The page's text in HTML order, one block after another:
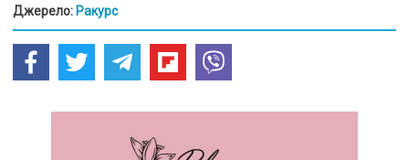
Джерело: Ракурс